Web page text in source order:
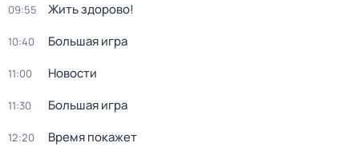
09:55 Жить здорово!
10:40 Большая игра
11:00 Новости
11:30 Большая игра
12:20 Время покажет